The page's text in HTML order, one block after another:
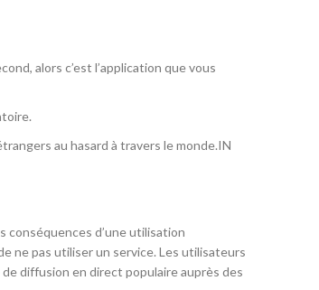
alors c’est l’application que vous
au hasard à travers le monde.IN
conséquences d’une utilisation
ne pas utiliser un service. Les utilisateurs
diffusion en direct populaire auprès des